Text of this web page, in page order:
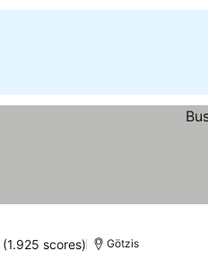
(1.925 scores) Götzis